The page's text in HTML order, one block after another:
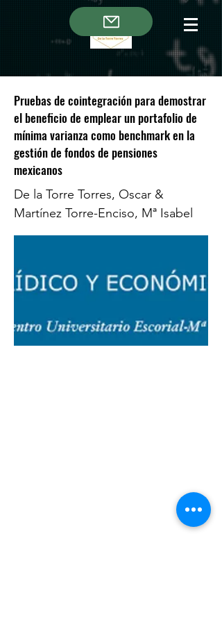
Pruebas de cointegración para demostrar
el beneficio de emplear un portafolio de
mínima varianza como benchmark en la
gestión de fondos de pensiones
mexicanos
De la Torre Torres, Oscar &
Martínez Torre-Enciso, Mª Isabel